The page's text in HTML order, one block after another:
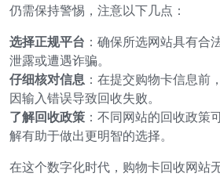
仍需保持警惕，注意以下几点：
选择正规平台 ：确保所选网站具有合
泄露或遭遇诈骗。
仔细核对信息 ：在提交购物卡信息前
因输入错误导致回收失败。
了解回收政策 ：不同网站的回收政策
解有助于做出更明智的选择。
在这个数字化时代，购物卡回收网站